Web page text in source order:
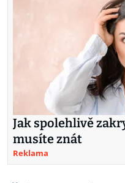
Jak spolehlivě
musíte znát
Reklama